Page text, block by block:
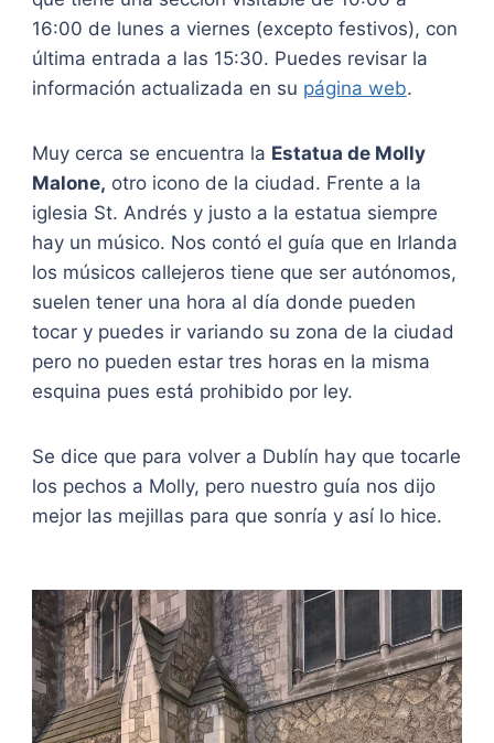
16:00 de lunes a viernes (excepto festivos), con
última entrada a las 15:30. Puedes revisar la
información actualizada en su página web.
Muy cerca se encuentra la Estatua de Molly
Malone, otro icono de la ciudad. Frente a la
iglesia St. Andrés y justo a la estatua siempre
hay un músico. Nos contó el guía que en Irlanda
los músicos callejeros tiene que ser autónomos,
suelen tener una hora al día donde pueden
tocar y puedes ir variando su zona de la ciudad
pero no pueden estar tres horas en la misma
esquina pues está prohibido por ley.
Se dice que para volver a Dublín hay que tocarle
los pechos a Molly, pero nuestro guía nos dijo
mejor las mejillas para que sonría y así lo hice.